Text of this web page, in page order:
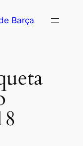
Barça